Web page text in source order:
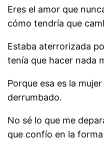
Eres el amor que
cómo tendría que
Estaba aterrorizada
tenía que hacer nada
Porque esa es la
derrumbado.
No sé lo que me
que confío en la